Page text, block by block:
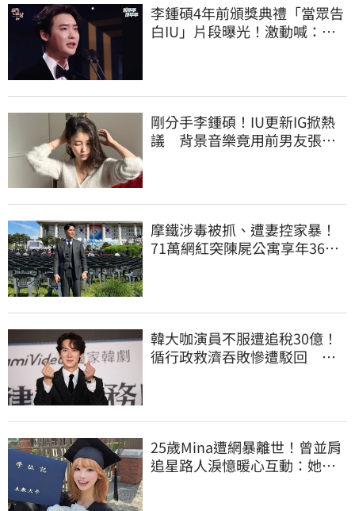
李鍾碩4年前頒獎典禮「當眾告
白IU」片段曝光！激動喊：很
剛分手李鍾碩！IU更新IG掀熱
議 背景音樂竟用前男友張基
摩鐵涉毒被抓、遭妻控家暴！
71萬網紅突陳屍公寓享年36
韓大咖演員不服遭追稅30億！
循行政救濟吞敗慘遭駁回 公
25歲Mina遭網暴離世！曾並肩
追星路人淚憶暖心互動：她真